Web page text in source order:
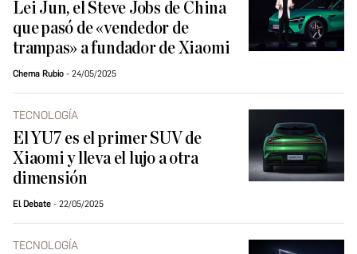
Lei Jun, el Steve Jobs de China
que pasó de «vendedor de
trampas» a fundador de Xiaomi
Chema Rubio 24/05/2025
TECNOLOGÍA
El YU7 es el primer SUV de
Xiaomi y lleva el lujo a otra
dimensión
El Debate 22/05/2025
TECNOLOGÍA